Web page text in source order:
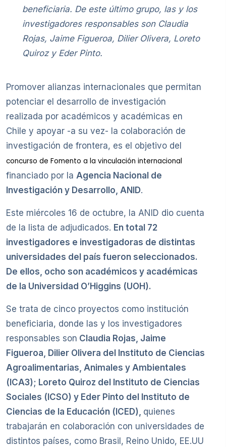
beneficiaria. De este último grupo, las y los
investigadores responsables son Claudia
Rojas, Jaime Figueroa, Dilier Olivera, Loreto
Quiroz y Eder Pinto.
Promover alianzas internacionales que permitan
potenciar el desarrollo de investigación
realizada por académicos y académicas en
Chile y apoyar -a su vez- la colaboración de
investigación de frontera, es el objetivo del
concurso de Fomento a la vinculación internacional
financiado por la Agencia Nacional de
Investigación y Desarrollo, ANID.
Este miércoles 16 de octubre, la ANID dio cuenta
de la lista de adjudicados. En total 72
investigadores e investigadoras de distintas
universidades del país fueron seleccionados.
De ellos, ocho son académicos y académicas
de la Universidad O’Higgins (UOH).
Se trata de cinco proyectos como institución
beneficiaria, donde las y los investigadores
responsables son Claudia Rojas, Jaime
Figueroa, Dilier Olivera del Instituto de Ciencias
Agroalimentarias, Animales y Ambientales
(ICA3); Loreto Quiroz del Instituto de Ciencias
Sociales (ICSO) y Eder Pinto del Instituto de
Ciencias de la Educación (ICED), quienes
trabajarán en colaboración con universidades de
distintos países, como Brasil, Reino Unido, EE.UU